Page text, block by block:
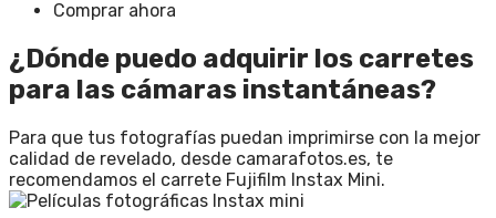
Comprar ahora
¿Dónde puedo adquirir los carretes
para las cámaras instantáneas?
Para que tus fotografías puedan imprimirse con la mejor
calidad de revelado, desde camarafotos.es, te
recomendamos el carrete Fujifilm Instax Mini.